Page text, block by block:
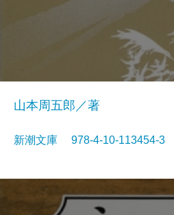
山本周五郎／著
新潮文庫 978-4-10-113454-